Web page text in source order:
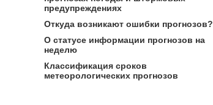
предупреждениях
Откуда возникают ошибки прогнозов?
О статусе информации прогнозов на
неделю
Классификация сроков
метеорологических прогнозов